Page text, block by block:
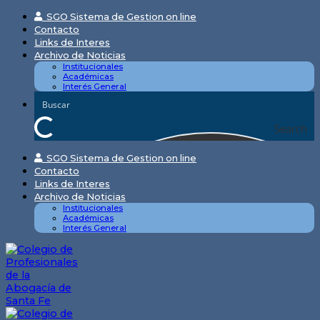
Skip
content
SGO Sistema de Gestion on line
Contacto
Links de Interes
Archivo de Noticias
Institucionales
Académicas
Interés General
Search
SGO Sistema de Gestion on line
Contacto
Links de Interes
Archivo de Noticias
Institucionales
Académicas
Interés General